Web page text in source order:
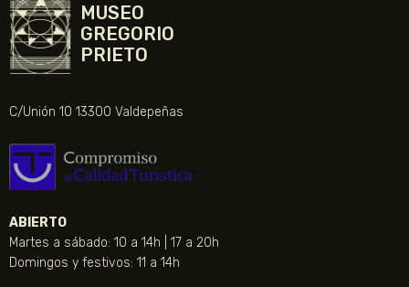
MUSEO
GREGORIO
PRIETO
C/Unión 10 13300 Valdepeñas
ABIERTO
Martes a sábado: 10 a 14h | 17 a 20h
Domingos y festivos: 11 a 14h